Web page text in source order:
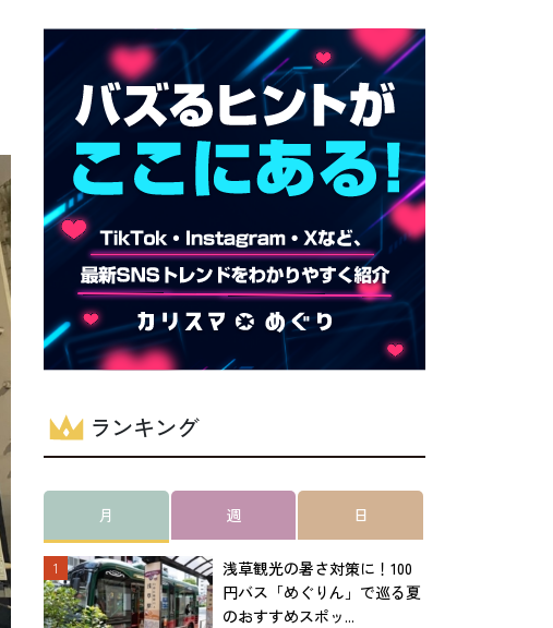
ランキング
月 週 日
浅草観光の暑さ対策に！100
円バス「めぐりん」で巡る夏
のおすすめスポッ...